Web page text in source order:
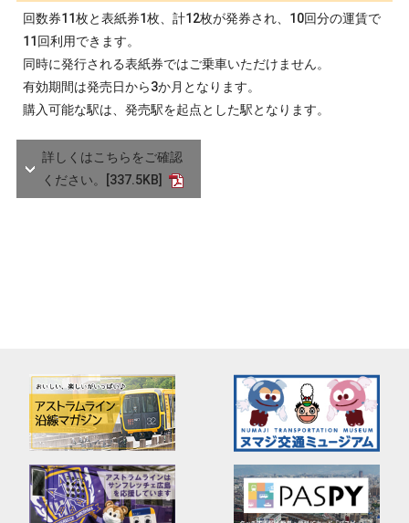
回数券11枚と表紙券1枚、計12枚が発券され、10回分の運賃で
11回利用できます。
同時に発行される表紙券ではご乗車いただけません。
有効期間は発売日から3か月となります。
購入可能な駅は、発売駅を起点とした駅となります。
詳しくはこちらをご確認
ください。
[337.5KB]